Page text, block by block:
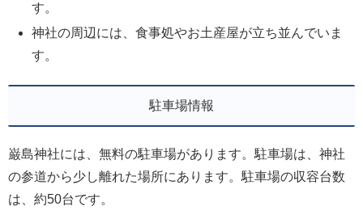
す。
神社の周辺には、食事処やお土産屋が立ち並んでいま
す。
駐車場情報
巌島神社には、無料の駐車場があります。駐車場は、神社
の参道から少し離れた場所にあります。駐車場の収容台数
は、約50台です。